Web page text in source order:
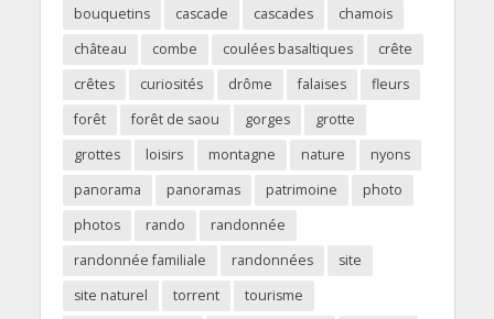
bouquetins
cascade cascades
chamois
château
combe coulées basaltiques
crête
crêtes
curiosités drôme falaises
fleurs
forêt
forêt de saou gorges
grotte
grottes
loisirs montagne nature
nyons
panorama
panoramas patrimoine
photo
photos
rando
randonnée
randonnée familiale
randonnées
site
site naturel
torrent
tourisme